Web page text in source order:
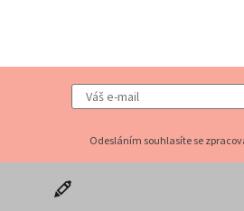
Odesláním souhlasíte se